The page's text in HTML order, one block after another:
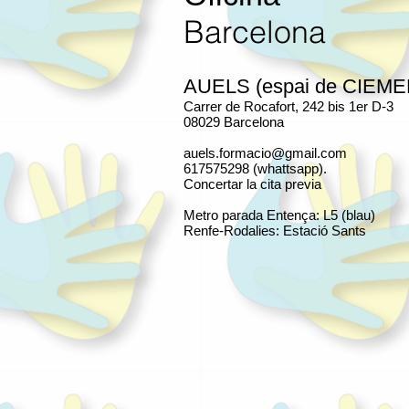
Barcelona
AUELS (espai de
Carrer de Rocafort, 242 bis 1er D-3
08029 Barcelona
auels.formacio@gmail.com
617575298 (whattsapp).
Concertar la cita previa
Metro parada Entença: L5 (blau)
Renfe-Rodalies: Estació Sants